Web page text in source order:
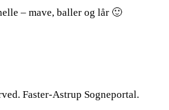
– mave, baller og lår 🙂
Faster-Astrup Sogneportal.